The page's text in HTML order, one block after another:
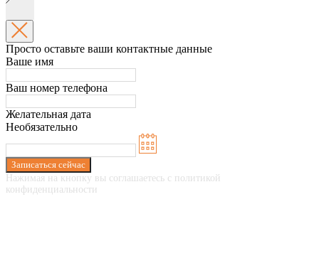
Просто оставьте ваши контактные данные
Ваше имя
Ваш номер телефона
Желательная дата
Необязательно
Записаться сейчас
Нажимая на кнопку вы соглашаетесь с политикой
конфиденциальности